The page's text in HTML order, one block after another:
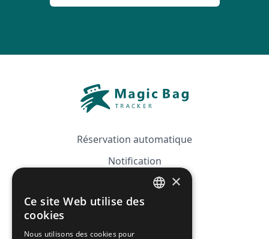
Réservation automatique
Notification
Tarifs
×
Ce site Web utilise des
cookies
Nous utilisons des cookies pour